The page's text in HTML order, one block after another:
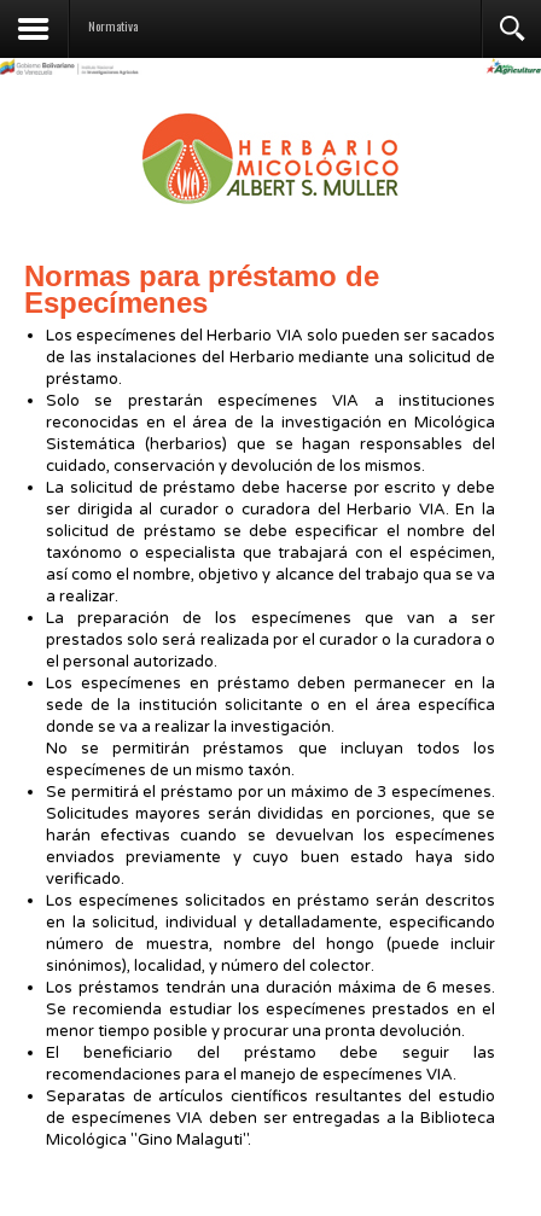
Normativa
Normas para préstamo de
Especímenes
Los especímenes del Herbario VIA solo pueden ser sacados
de las instalaciones del Herbario mediante unasolicitud de
préstamo.
Solo se prestarán especímenes VIA a instituciones
reconocidas en el área de la investigación en Micológica
Sistemática (herbarios) que se hagan responsables del
cuidado, conservación y devolución de los mismos.
La solicitud de préstamo debe hacerse por escrito y debe
ser dirigida al curador o curadora del Herbario VIA. En la
solicitud de préstamo se debe especificar el nombre del
taxónomo o especialista que trabajará con el espécimen,
así como el nombre, objetivo y alcance del trabajo qua se va
a realizar.
La preparación de los especímenes que van a ser
prestados solo será realizada por el curador o la curadora o
el personal autorizado.
Los especímenes en préstamo deben permanecer en la
sede de la institución solicitante o en el área específica
donde se va a realizar la investigación.
No se permitirán préstamos que incluyan todos los
especímenes de un mismo taxón.
Se permitirá el préstamo por un máximo de 3 especímenes.
Solicitudes mayores serán divididas en porciones, que se
harán efectivas cuando se devuelvan los especímenes
enviados previamente y cuyo buen estado haya sido
verificado.
Los especímenes solicitados en préstamo serán descritos
en la solicitud, individual y detalladamente, especificando
número de muestra, nombre del hongo (puede incluir
sinónimos), localidad, y número del colector.
Los préstamos tendrán una duración máxima de 6 meses.
Se recomienda estudiar los especímenes prestados en el
menor tiempo posible y procurar una pronta devolución.
El beneficiario del préstamo debe seguir las
recomendaciones para el manejo de especímenes VIA.
Separatas de artículos científicos resultantes del estudio
de especímenes VIA deben ser entregadas a la Biblioteca
Micológica "Gino Malaguti".